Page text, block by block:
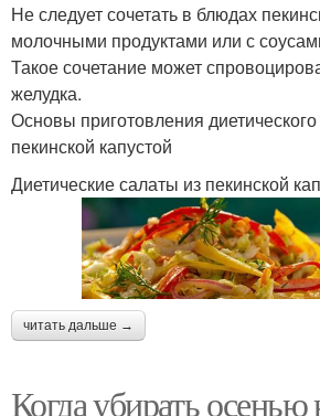
Не следует сочетать в блюдах
молочными продуктами или с
Такое сочетание может
желудка.
Основы приготовления
пекинской капустой
Диетические салаты из пекинской
читать дальше →
Когда убирать осенью